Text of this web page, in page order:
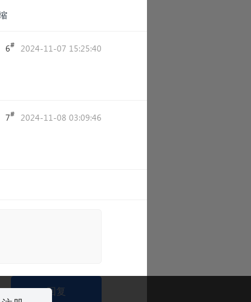
6# 2024-11-07 15:25:40
7# 2024-11-08 03:09:46
回复